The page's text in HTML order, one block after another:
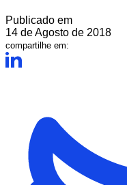
Publicado em
14 de Agosto de 2018
compartilhe em: